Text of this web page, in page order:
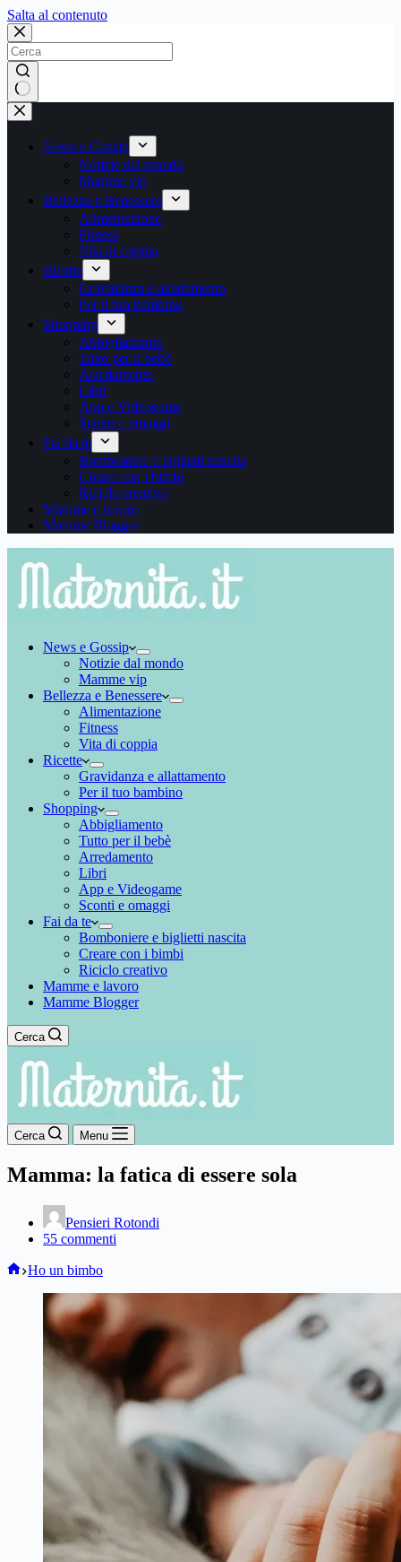
Salta al contenutoSalta
contenuto
Nessun
risultato
News e Gossip
Notizie dal mondo
Mamme vip
Bellezza e Benessere
Alimentazione
Fitness
Vita di coppia
Ricette
Gravidanza e allattamento
Per il tuo bambino
Shopping
Abbigliamento
Tutto per il bebè
Arredamento
Libri
App e Videogame
Sconti e omaggi
Fai da te
Bomboniere e biglietti nascita
Creare con i bimbi
Riciclo creativo
Mamme e lavoro
Mamme Blogger
News e Gossip
Notizie dal mondo
Mamme vip
Bellezza e Benessere
Alimentazione
Fitness
Vita di coppia
Ricette
Gravidanza e allattamento
Per il tuo bambino
Shopping
Abbigliamento
Tutto per il bebè
Arredamento
Libri
App e Videogame
Sconti e omaggi
Fai da te
Bomboniere e biglietti nascita
Creare con i bimbi
Riciclo creativo
Mamme e lavoro
Mamme Blogger
Cerca
Cerca Menu
Mamma: la fatica di essere sola
Pensieri Rotondi
55 commenti
Home
Ho un bimbo